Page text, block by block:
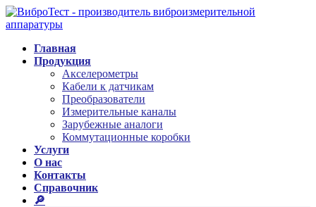
Главная
Продукция
Акселерометры
Кабели к датчикам
Преобразователи
Измерительные каналы
Зарубежные аналоги
Коммутационные коробки
Услуги
О нас
Контакты
Справочник
🔎